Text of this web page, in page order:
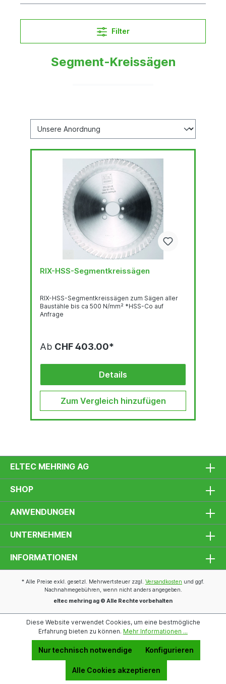
Filter
Segment-Kreissägen
RIX-HSS-Segmentkreissägen
RIX-HSS-Segmentkreissägen zum Sägen aller
Baustähle bis ca 500 N/mm² *HSS-Co auf
Anfrage
Ab CHF 403.00*
Details
Zum Vergleich hinzufügen
ELTEC MEHRING AG
SHOP
ANWENDUNGEN
UNTERNEHMEN
INFORMATIONEN
* Alle Preise exkl. gesetzl. Mehrwertsteuer zzgl. Versandkosten und ggf.
Nachnahmegebühren, wenn nicht anders angegeben.
eltec mehring ag © Alle Rechte vorbehalten
Diese Website verwendet Cookies, um eine bestmögliche
Erfahrung bieten zu können. Mehr Informationen ...
Nur technisch notwendige Konfigurieren
Alle Cookies akzeptieren